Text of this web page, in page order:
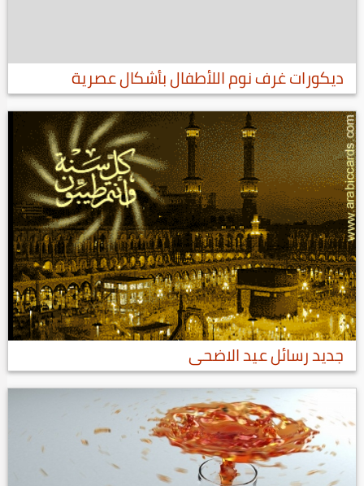
ديكورات غرف نوم اللأطفال بأشكال عصرية
جديد رسائل عيد الاضحى